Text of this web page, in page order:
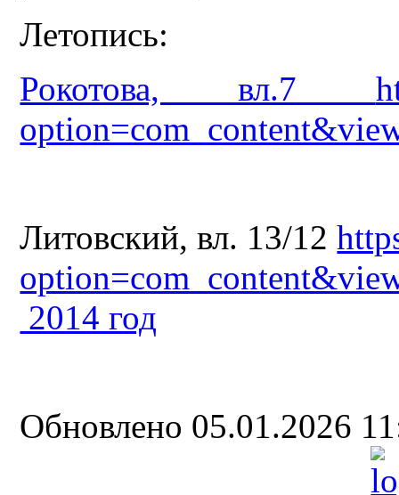
Летопись:
Рокотова, вл.7
Литовский, вл. 13/12
2014 год
Обновлено 05.01.2026